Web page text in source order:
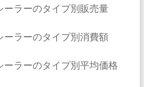
ーラーのタイプ別販売量
ーラーのタイプ別消費額
ーラーのタイプ別平均価格